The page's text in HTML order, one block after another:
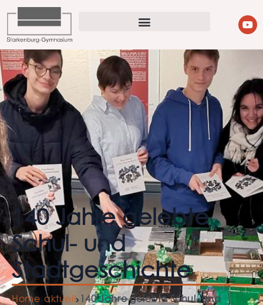
140 Jahre gelebte
Schul- und
Stadtgeschichte
Home aktuell 140 Jahre gelebte Schul- und